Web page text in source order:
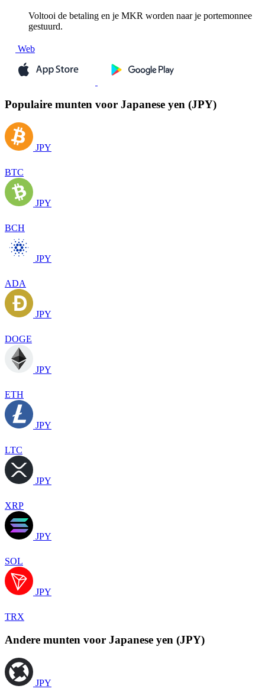
Voltooi de betaling en je MKR worden naar je portemonnee
gestuurd.
Web
Populaire munten voor Japanese yen (JPY)
JPY
BTC
JPY
BCH
JPY
ADA
JPY
DOGE
JPY
ETH
JPY
LTC
JPY
XRP
JPY
SOL
JPY
TRX
Andere munten voor Japanese yen (JPY)
JPY